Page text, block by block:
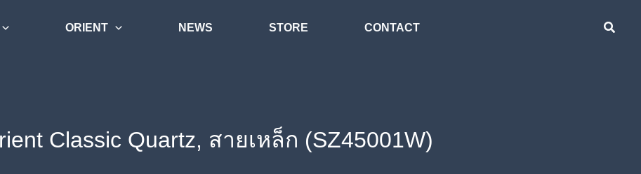
ORIENT NEWS STORE CONTACT
Classic Quartz, สายเหล็ก (SZ45001W)